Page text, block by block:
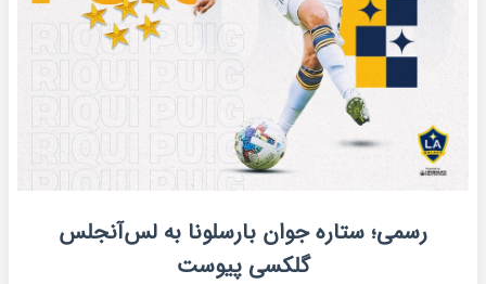
رسمی؛ ستاره جوان بارسلونا به لس‌آنجلس
گلکسی پیوست